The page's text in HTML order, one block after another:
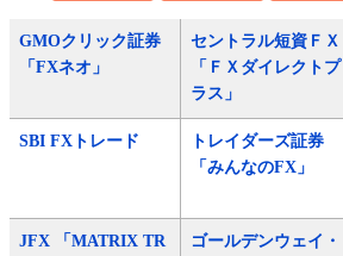
GMOクリック証券
「FXネオ」
セントラル短資ＦＸ
「ＦＸダイレクトプ
ラス」
SBI FXトレード
トレイダーズ証券
「みんなのFX」
JFX 「MATRIX TR
ゴールデンウェイ・